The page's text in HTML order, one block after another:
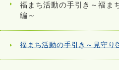
福まち活動の手引き～福ま
編～
福まち活動の手引き～見守り